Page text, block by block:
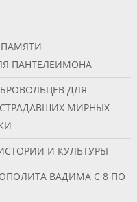
ПАНТЕЛЕИМОНА
ДЛЯ
МИРНЫХ
И КУЛЬТУРЫ
ВАДИМА С 8 ПО